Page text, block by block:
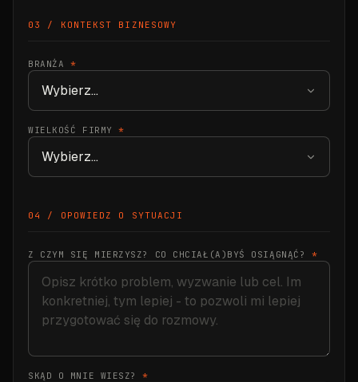
03 / KONTEKST BIZNESOWY
BRANŻA *
WIELKOŚĆ FIRMY*
04 / OPOWIEDZ O SYTUACJI
Z CZYM SIĘ MIERZYSZ? CO CHCIAŁ(A)BYŚ OSIĄGNĄĆ? *
SKĄD O MNIE WIESZ?*